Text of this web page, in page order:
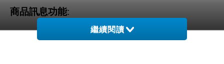
商品訊息功能:
繼續閱讀